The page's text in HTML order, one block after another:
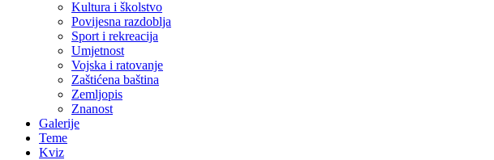
Kultura i školstvo
Povijesna razdoblja
Sport i rekreacija
Umjetnost
Vojska i ratovanje
Zaštićena baština
Zemljopis
Znanost
Galerije
Teme
Kviz